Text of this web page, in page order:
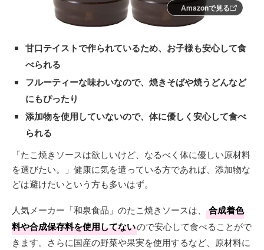
Amazonで見る
甘口テイストで作られているため、お子様も安心して食
べられる
フルーティーな味わいなので、焼きそばや焼うどんなど
にもぴったり
添加物を使用していないので、体に優しく安心して食べ
られる
「たこ焼きソースは欲しいけど、なるべく体に優しい原材料
を選びたい。」健康に気を遣っている方であれば、添加物な
どは避けたいという方も多いはず。
人気メーカー「和泉食品」のたこ焼きソースは、
合成着色
料や合成保存料を使用してないので安心して食べることがで
きます。さらに国産の野菜や果実を使用するなど、原材料に